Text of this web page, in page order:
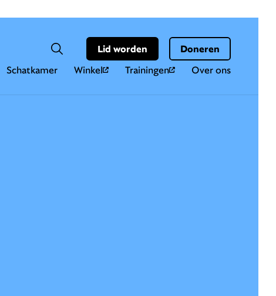
Schatkamer Winkel Trainingen Over ons
Zoeken
ZoekveldLid worden Doneren